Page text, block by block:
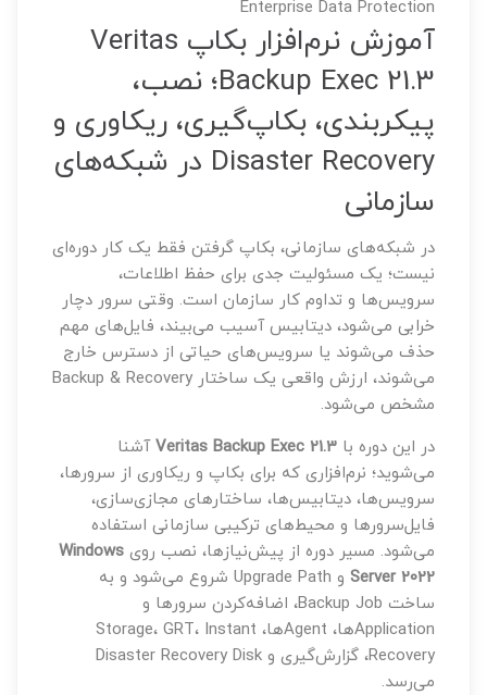
Enterprise Data Protection
آموزش نرم‌افزار بکاپ Veritas
Backup Exec 21.3؛ نصب،
پیکربندی، بکاپ‌گیری، ریکاوری و
Disaster Recovery در شبکه‌های
سازمانی
در شبکه‌های سازمانی، بکاپ گرفتن فقط یک کار دوره‌ای
نیست؛ یک مسئولیت جدی برای حفظ اطلاعات،
سرویس‌ها و تداوم کار سازمان است. وقتی سرور دچار
خرابی می‌شود، دیتابیس آسیب می‌بیند، فایل‌های مهم
حذف می‌شوند یا سرویس‌های حیاتی از دسترس خارج
می‌شوند، ارزش واقعی یک ساختار Backup & Recovery
مشخص می‌شود.
در این دوره با Veritas Backup Exec 21.3آشنا
می‌شوید؛ نرم‌افزاری که برای بکاپ و ریکاوری از سرورها،
سرویس‌ها، دیتابیس‌ها، ساختارهای مجازی‌سازی،
فایل‌سرورها و محیط‌های ترکیبی سازمانی استفاده
می‌شود. مسیر دوره از پیش‌نیازها، نصب روی Windows
Server 2022
و Upgrade Path شروع می‌شود و به
ساخت Backup Job، اضافه‌کردن سرورها و
Applicationها، Agentها، Storage، GRT، Instant
Recovery، گزارش‌گیری و Disaster Recovery Disk
می‌رسد.